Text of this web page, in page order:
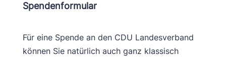
Spendenformular
Für eine Spende an den CDU Landesverband
können Sie natürlich auch ganz klassisch